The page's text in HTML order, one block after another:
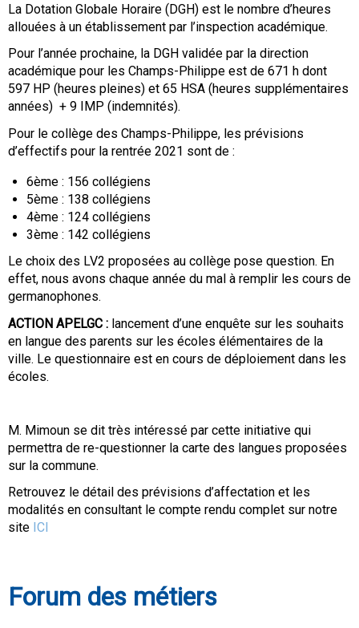
La Dotation Globale Horaire (DGH) est le nombre d’heures
allouées à un établissement par l’inspection académique.
Pour l’année prochaine, la DGH validée par la direction
académique pour les Champs-Philippe est de 671 h dont
597 HP (heures pleines) et 65 HSA (heures supplémentaires
années) + 9 IMP (indemnités).
Pour le collège des Champs-Philippe, les prévisions
d’effectifs pour la rentrée 2021 sont de :
6ème : 156 collégiens
5ème : 138 collégiens
4ème : 124 collégiens
3ème : 142 collégiens
Le choix des LV2 proposées au collège pose question. En
effet, nous avons chaque année du mal à remplir les cours de
germanophones.
ACTION APELGC : lancement d’une enquête sur les souhaits
en langue des parents sur les écoles élémentaires de la
ville. Le questionnaire est en cours de déploiement dans les
écoles.
M. Mimoun se dit très intéressé par cette initiative qui
permettra de re-questionner la carte des langues proposées
sur la commune.
Retrouvez le détail des prévisions d’affectation et les
modalités en consultant le compte rendu complet sur notre
site ICI
Forum des métiers